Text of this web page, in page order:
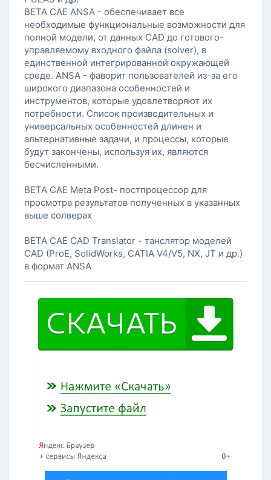
BETA CAE ANSA - обеспечивает все
необходимые функциональные возможности для
полной модели, от данных CAD до готового-
управляемому входного файла (solver), в
единственной интегрированной окружающей
среде. ANSA - фаворит пользователей из-за его
широкого диапазона особенностей и
инструментов, которые удовлетворяют их
потребности. Список производительных и
универсальных особенностей длинен и
альтернативные задачи, и процессы, которые
будут закончены, используя их, являются
бесчисленными.
BETA CAE Meta Post- постпроцессор для
просмотра результатов полученных в указанных
выше солверах
BETA CAE CAD Translator - танслятор моделей
CAD (ProE, SolidWorks, CATIA V4/V5, NX, JT и др.)
в формат ANSA